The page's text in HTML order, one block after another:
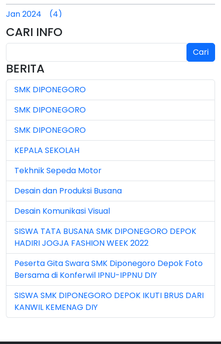
Jan 2024 (4)
Jan 2025 (4)
Jul 2025 (3)
Jul 2026 (4)
Jun 2023 (7)
Jun 2024 (3)
Jun 2025 (1)
Jun 2026 (5)
Mar 2023 (8)
Mar 2024 (1)
Mar 2026 (3)
May 2026 (16)
Nov 2022 (101)
Nov 2023 (5)
Nov 2025 (15)
CARI INFO
Cari
BERITA
SMK DIPONEGORO
SMK DIPONEGORO
SMK DIPONEGORO
KEPALA SEKOLAH
Tekhnik Sepeda Motor
Desain dan Produksi Busana
Desain Komunikasi Visual
SISWA TATA BUSANA SMK DIPONEGORO DEPOK
HADIRI JOGJA FASHION WEEK 2022
Peserta Gita Swara SMK Diponegoro Depok Foto
Bersama di Konferwil IPNU-IPPNU DIY
SISWA SMK DIPONEGORO DEPOK IKUTI BRUS DARI
KANWIL KEMENAG DIY